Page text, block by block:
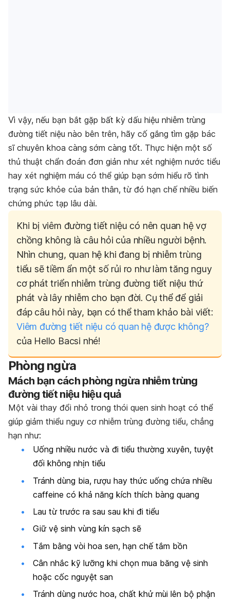
Vì vậy, nếu bạn bắt gặp bất kỳ dấu hiệu nhiễm trùng
đường tiết niệu nào bên trên, hãy cố gắng tìm gặp bác
sĩ chuyên khoa càng sớm càng tốt. Thực hiện một số
thủ thuật chẩn đoán đơn giản như xét nghiệm nước tiểu
hay xét nghiệm máu có thể giúp bạn sớm hiểu rõ tình
trạng sức khỏe của bản thân, từ đó hạn chế nhiều biến
chứng phức tạp lâu dài.
Khi bị viêm đường tiết niệu có nên quan hệ vợ
chồng không là câu hỏi của nhiều người bệnh.
Nhìn chung, quan hệ khi đang bị nhiễm trùng
tiểu sẽ tiềm ẩn một số rủi ro như làm tăng nguy
cơ phát triển nhiễm trùng đường tiết niệu thứ
phát và lây nhiễm cho bạn đời. Cụ thể để giải
đáp câu hỏi này, bạn có thể tham khảo bài viết:
Viêm đường tiết niệu có quan hệ được không?
của Hello Bacsi nhé!
Phòng ngừa
Mách bạn cách phòng ngừa nhiễm trùng
đường tiết niệu hiệu quả
Một vài thay đổi nhỏ trong thói quen sinh hoạt có thể
giúp giảm thiểu nguy cơ nhiễm trùng đường tiểu, chẳng
hạn như:
Uống nhiều nước và đi tiểu thường xuyên, tuyệt
đối không nhịn tiểu
Tránh dùng bia, rượu hay thức uống chứa nhiều
caffeine có khả năng kích thích bàng quang
Lau từ trước ra sau sau khi đi tiểu
Giữ vệ sinh vùng kín sạch sẽ
Tắm bằng vòi hoa sen, hạn chế tắm bồn
Cân nhắc kỹ lưỡng khi chọn mua băng vệ sinh
hoặc cốc nguyệt san
Tránh dùng nước hoa, chất khử mùi lên bộ phận